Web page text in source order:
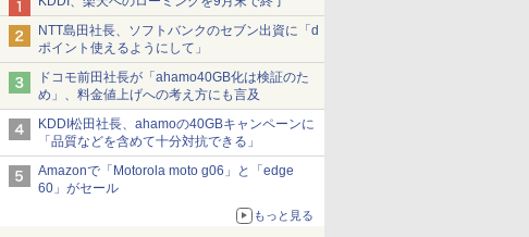
NTT島田社長、ソフトバンクのセブン出資に「d
ポイント使えるようにして」
ドコモ前田社長が「ahamo40GB化は検証のた
め」、料金値上げへの考え方にも言及
KDDI松田社長、ahamoの40GBキャンペーンに
「品質などを含めて十分対抗できる」
Amazonで「Motorola moto g06」と「edge
60」がセール
もっと見る